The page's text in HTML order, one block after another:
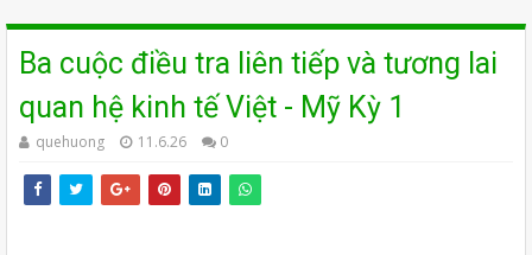
Ba cuộc điều tra liên tiếp và tương lai
quan hệ kinh tế Việt - Mỹ Kỳ 1
quehuong 11.6.26 0